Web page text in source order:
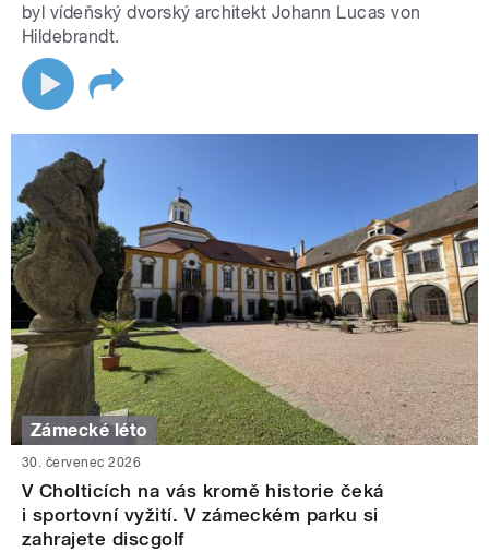
byl vídeňský dvorský architekt Johann Lucas von
Hildebrandt.
Zámecké léto
30. červenec 2026
V Cholticích na vás kromě historie čeká
i sportovní vyžití. V zámeckém parku si
zahrajete discgolf